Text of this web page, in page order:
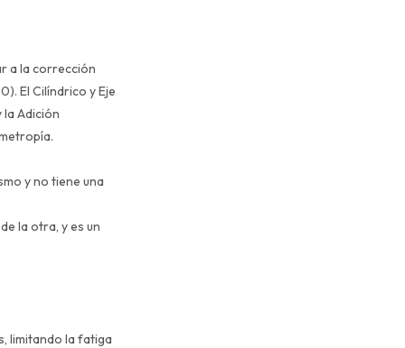
a la corrección
El Cilíndrico y Eje
la Adición
y no tiene una
la otra, y es un
limitando la fatiga